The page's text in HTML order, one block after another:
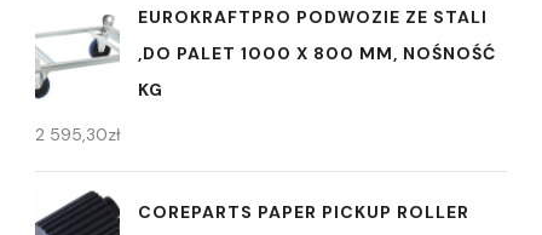
EUROKRAFTPRO PODWOZIE ZE STALI
,DO PALET 1000 X 800 MM, NOŚNOŚĆ
KG
2 595,30zł
COREPARTS PAPER PICKUP ROLLER